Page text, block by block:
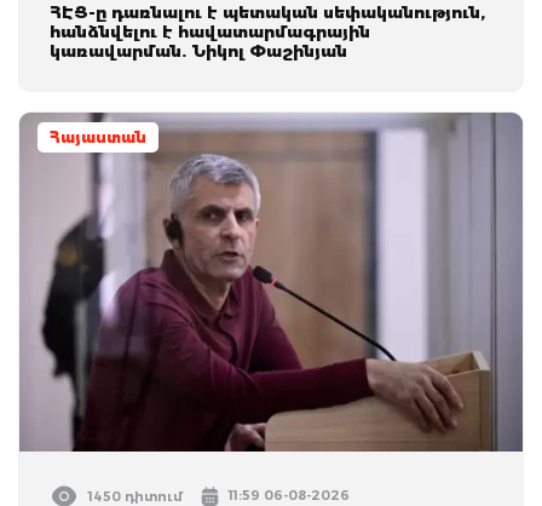
ՀԷՑ-ը դառնալու է պետական սեփականություն,
հանձնվելու է հավատարմագրային
կառավարման. Նիկոլ Փաշինյան
Հայաստան
1450 դիտում 11:59 06-08-2026